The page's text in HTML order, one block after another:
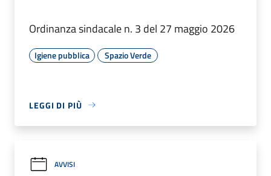
Ordinanza sindacale n. 3 del 27 maggio 2026
Igiene pubblica Spazio Verde
LEGGI DI PIÙ
AVVISI